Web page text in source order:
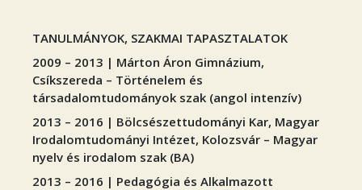
TANULMÁNYOK, SZAKMAI TAPASZTALATOK
2009 – 2013 | Márton Áron Gimnázium,
Csíkszereda – Történelem és
társadalomtudományok szak (angol intenzív)
2013 – 2016 | Bölcsészettudományi Kar, Magyar
Irodalomtudományi Intézet, Kolozsvár – Magyar
nyelv és irodalom szak (BA)
2013 – 2016 | Pedagógia és Alkalmazott